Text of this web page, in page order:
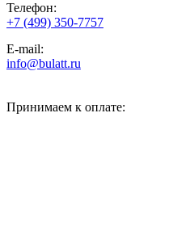
Телефон:
+7 (499) 350-7757
E-mail:
info@bulatt.ru
Принимаем к оплате: